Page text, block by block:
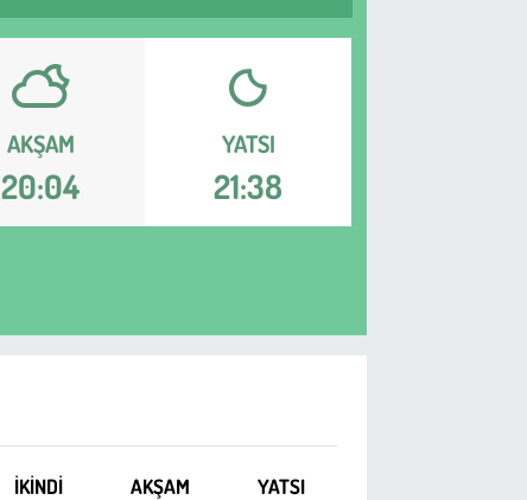
AKŞAM
20:04
YATSI
21:38
İKINDI AKŞAM
YATSI